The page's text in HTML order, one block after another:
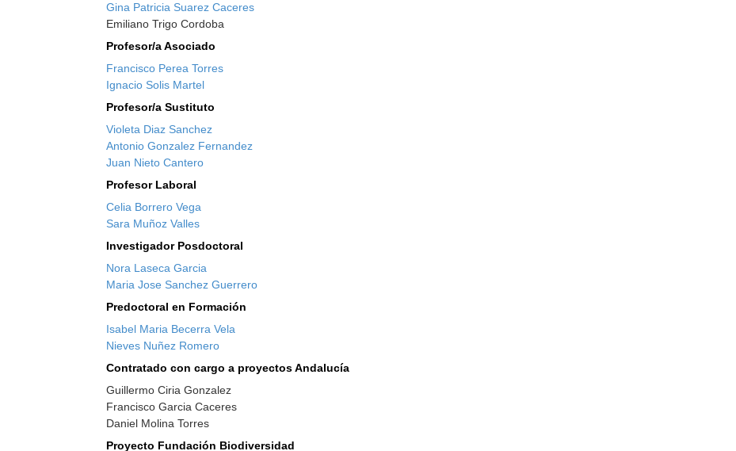
Gina Patricia Suarez Caceres
Emiliano Trigo Cordoba
Profesor/a Asociado
Francisco Perea Torres
Ignacio Solis Martel
Profesor/a Sustituto
Violeta Diaz Sanchez
Antonio Gonzalez Fernandez
Juan Nieto Cantero
Profesor Laboral
Celia Borrero Vega
Sara Muñoz Valles
Investigador Posdoctoral
Nora Laseca Garcia
Maria Jose Sanchez Guerrero
Predoctoral en Formación
Isabel Maria Becerra Vela
Nieves Nuñez Romero
Contratado con cargo a proyectos Andalucía
Guillermo Ciria Gonzalez
Francisco Garcia Caceres
Daniel Molina Torres
Proyecto Fundación Biodiversidad